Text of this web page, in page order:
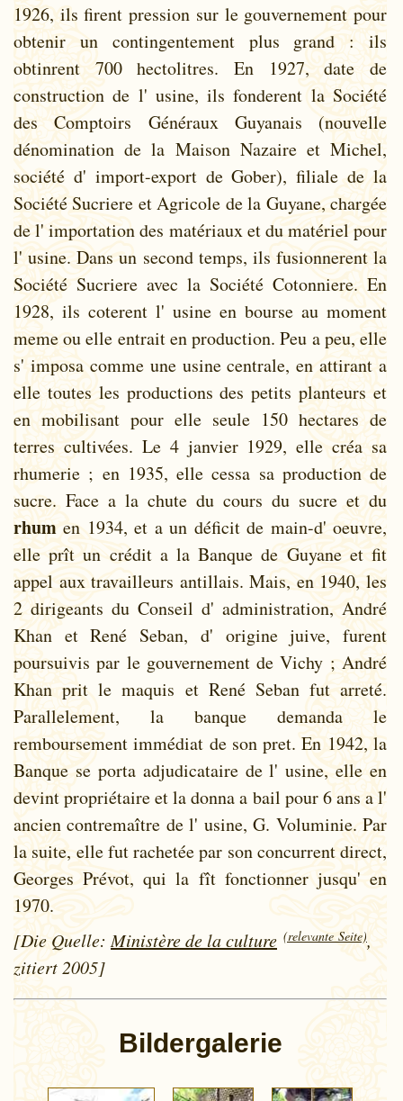
1926, ils firent pression sur le gouvernement pour
obtenir un contingentement plus grand : ils
obtinrent 700 hectolitres. En 1927, date de
construction de l' usine, ils fonderent la Société
des Comptoirs Généraux Guyanais (nouvelle
dénomination de la Maison Nazaire et Michel,
société d' import-export de Gober), filiale de la
Société Sucriere et Agricole de la Guyane, chargée
de l' importation des matériaux et du matériel pour
l' usine. Dans un second temps, ils fusionnerent la
Société Sucriere avec la Société Cotonniere. En
1928, ils coterent l' usine en bourse au moment
meme ou elle entrait en production. Peu a peu, elle
s' imposa comme une usine centrale, en attirant a
elle toutes les productions des petits planteurs et
en mobilisant pour elle seule 150 hectares de
terres cultivées. Le 4 janvier 1929, elle créa sa
rhumerie ; en 1935, elle cessa sa production de
sucre. Face a la chute du cours du sucre et du
rhum en 1934, et a un déficit de main-d' oeuvre,
elle prît un crédit a la Banque de Guyane et fit
appel aux travailleurs antillais. Mais, en 1940, les
2 dirigeants du Conseil d' administration, André
Khan et René Seban, d' origine juive, furent
poursuivis par le gouvernement de Vichy ; André
Khan prit le maquis et René Seban fut arreté.
Parallelement, la banque demanda le
remboursement immédiat de son pret. En 1942, la
Banque se porta adjudicataire de l' usine, elle en
devint propriétaire et la donna a bail pour 6 ans a l'
ancien contremaître de l' usine, G. Voluminie. Par
la suite, elle fut rachetée par son concurrent direct,
Georges Prévot, qui la fît fonctionner jusqu' en
1970.
[Die Quelle: Ministère de la culture (relevante Seite),
zitiert 2005]
Bildergalerie